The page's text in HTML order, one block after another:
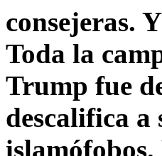
consejeras.
Toda la
Trump fue
descalifica a